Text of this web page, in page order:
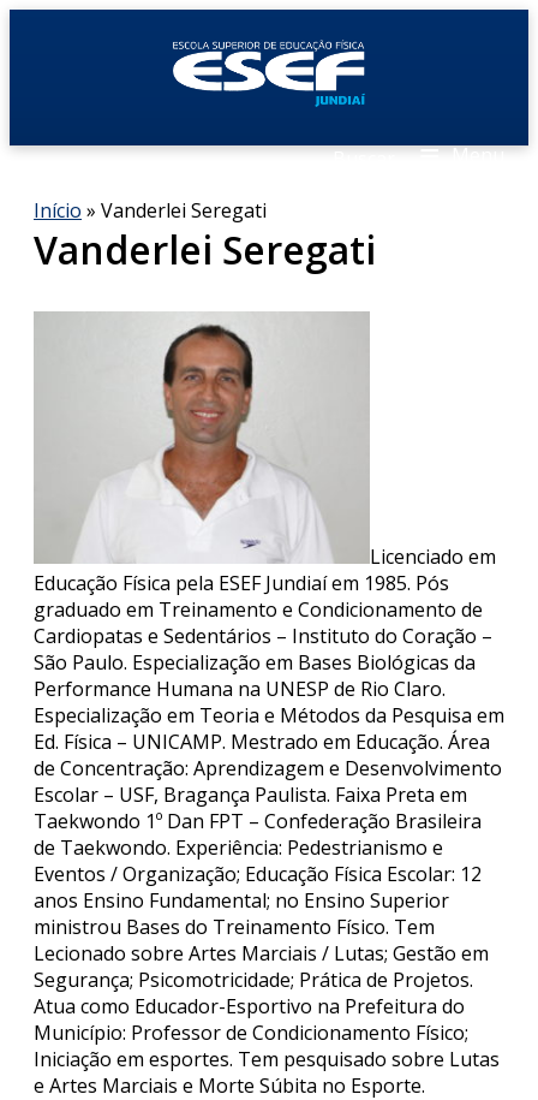
≡ Menu
Início » Vanderlei Seregati
Vanderlei Seregati
Licenciado em
Educação Física pela ESEF Jundiaí em 1985. Pós
graduado em Treinamento e Condicionamento de
Cardiopatas e Sedentários – Instituto do Coração –
São Paulo. Especialização em Bases Biológicas da
Performance Humana na UNESP de Rio Claro.
Especialização em Teoria e Métodos da Pesquisa em
Ed. Física – UNICAMP. Mestrado em Educação. Área
de Concentração: Aprendizagem e Desenvolvimento
Escolar – USF, Bragança Paulista. Faixa Preta em
Taekwondo 1º Dan FPT – Confederação Brasileira
de Taekwondo. Experiência: Pedestrianismo e
Eventos / Organização; Educação Física Escolar: 12
anos Ensino Fundamental; no Ensino Superior
ministrou Bases do Treinamento Físico. Tem
Lecionado sobre Artes Marciais / Lutas; Gestão em
Segurança; Psicomotricidade; Prática de Projetos.
Atua como Educador-Esportivo na Prefeitura do
Município: Professor de Condicionamento Físico;
Iniciação em esportes. Tem pesquisado sobre Lutas
e Artes Marciais e Morte Súbita no Esporte.